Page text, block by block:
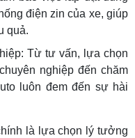
điện zin của xe, giúp
quả.
Từ tư vấn, lựa chọn
nghiệp đến chăm
luôn đem đến sự hài
là lựa chọn lý tưởng